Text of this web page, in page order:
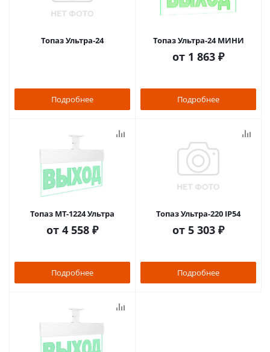
Топаз Ультра-24
Подробнее
Топаз Ультра-24 МИНИ
от 1 863 ₽
Подробнее
Топаз МТ-1224 Ультра
от 4 558 ₽
Подробнее
Топаз Ультра-220 IP54
от 5 303 ₽
Подробнее